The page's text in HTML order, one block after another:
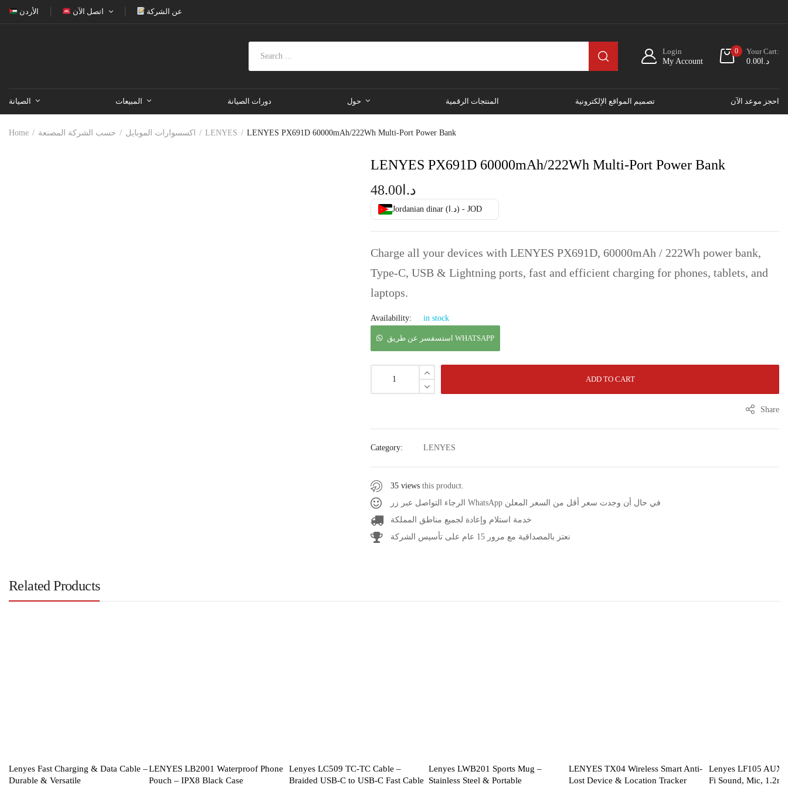
الأردن اتصل الآن عن الشركة
Login
My Account
0
Your Cart:
د.ا 0.00
الصيانة المبيعات دورات الصيانة حول المنتجات الرقمية تصميم المواقع الإلكترونية احجز موعد الآن
Home اكسسوارات الموبايل حسب الشركة المصنعة LENYES LENYES PX691D 60000mAh/222Wh Multi-Port Power Bank
LENYES PX691D 60000mAh/222Wh Multi-Port Power Bank
د.ا 48.00
Jordanian dinar (د.ا) - JOD
Charge all your devices with LENYES PX691D, 60000mAh / 222Wh power bank,
Type-C, USB & Lightning ports, fast and efficient charging for phones, tablets, and
laptops.
Availability: in stock
استسفسر عن طريق WHATSAPP
ADD TO CART
Share
Category: LENYES
35 viewsthis product.
الرجاء التواصل عبر زر WhatsApp في حال أن وجدت سعر أقل من السعر المعلن
خدمة استلام وإعادة لجميع مناطق المملكة
نعتز بالمصداقية مع مرور 15 عام على تأسيس الشركة
Related Products
Lenyes Fast Charging & Data Cable –
Durable & Versatile
LENYES LB2001 Waterproof Phone
Pouch – IPX8 Black Case
Lenyes LC509 TC-TC Cable –
Braided USB-C to USB-C Fast Cable
Lenyes LWB201 Sports Mug –
Stainless Steel & Portable
LENYES TX04 Wireless Smart Anti-
Lost Device & Location Tracker
Lenyes LF105 AUX
Fi Sound, Mic, 1.2m